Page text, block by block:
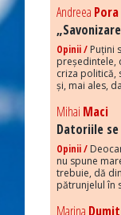
Andreea Pora
Opinii / Puțini
președintele,
criza politică,
și, mai ales,
Mihai Maci
Datoriile
Opinii /
nu spune
trebuie, dă
pătrunjelul în
Marina